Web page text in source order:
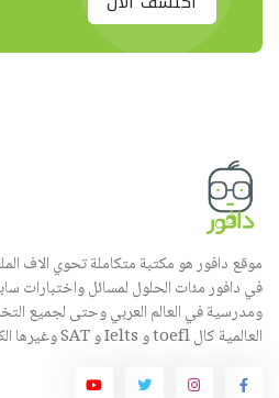
موقع دافور هو مكتبة متكاملة تحوي الاف
في دافور مئات الحلول لمسائل واختبارات
ومدرسية في العالم العربي وحتى لجميع
العالمية كال toefl و Ielts و SAT وغيرها الكثير.